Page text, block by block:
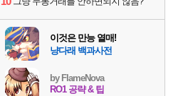
이것은 만능 열매!
냥다래 백과사전
by FlameNova
RO1 공략 & 팁